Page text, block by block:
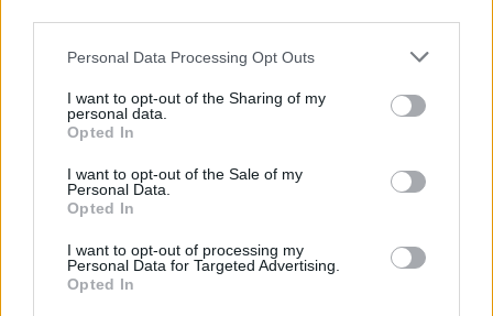
Please note that this website/app uses one or more Google
not limited to your visit or usage behaviour. You may click to
grant or deny consent to Google and its third-party tags to
use your data for below specified purposes in below Google
consent section.
Personal Data Processing Opt Outs
I want to opt-out of the Sharing of my
personal data.
Opted In
I want to opt-out of the Sale of my
Personal Data.
Opted In
I want to opt-out of processing my
Personal Data for Targeted Advertising.
Opted In